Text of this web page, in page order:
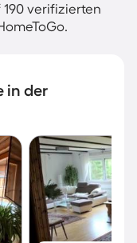
verifizierten
in der